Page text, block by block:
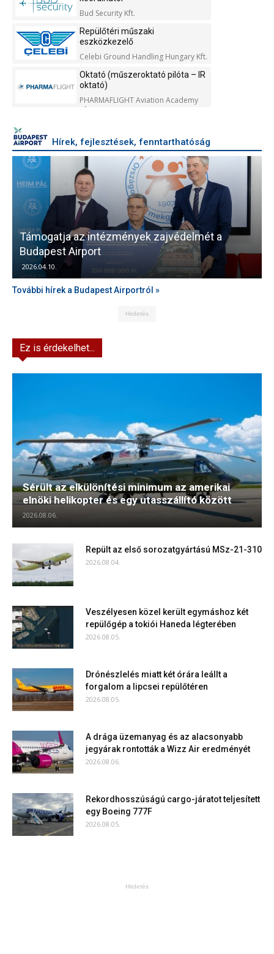
Bud Security Kft.
Repülőtéri műszaki
eszközkezelő
Celebi Ground Handling Hungary Kft.
Oktató (műszeroktató pilóta – IR
oktató)
PHARMAFLIGHT Aviation Academy
Kft.
Hírek, fejlesztések, fenntarthatóság
Támogatja az intézmények zajvédelmét a
Budapest Airport
2026.04.10.
További hírek a Budapest Airportról »
Hirdetés
Ez is érdekelhet...
Sérült az elkülönítési minimum az amerikai
elnöki helikopter és egy utasszállító között
2026.08.06.
Repült az első sorozatgyártású MSz-21-310
2026.08.04.
Veszélyesen közel került egymáshoz két
repülőgép a tokiói Haneda légterében
2026.08.05.
Drónészlelés miatt két órára leállt a
forgalom a lipcsei repülőtéren
2026.08.05.
A drága üzemanyag és az alacsonyabb
jegyárak rontották a Wizz Air eredményét
2026.08.06.
Rekordhosszúságú cargo-járatot teljesített
egy Boeing 777F
2026.08.05.
Hirdetés